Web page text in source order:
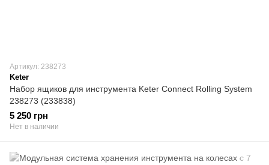
Артикул: 238273
Keter
Набор ящиков для инструмента Keter Connect Rolling System
238273 (233838)
5 250 грн
Нет в наличии